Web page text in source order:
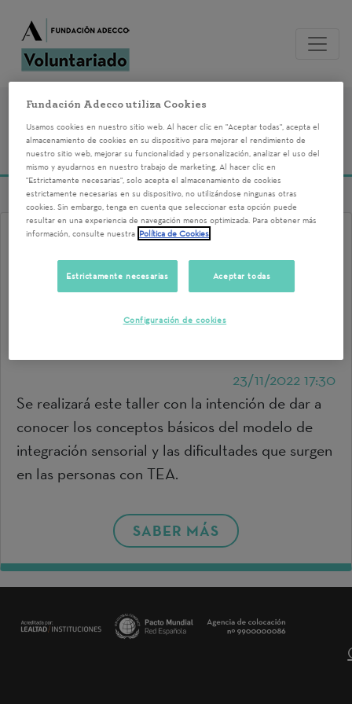
Voluntariados del
23/11/2022
ESCUELA PLAN FAMILIA:
MODELO DE INTEGRACIÓN
SENSORIAL Y PROPUESTA DE
REGALOS DE NAVIDAD PARA
23/11/2022 17:30
Se realizará este taller con la intención de dar a
conocer los conceptos básicos del modelo de
integración sensorial y las dificultades que surgen
en las personas con TEA.
SABER MÁS
Fundación Adecco utiliza Cookies
Usamos cookies en nuestro sitio web. Al hacer clic en "Aceptar todas", acepta el
almacenamiento de cookies en su dispositivo para mejorar el rendimiento de
nuestro sitio web, mejorar su funcionalidad y personalización, analizar el uso del
mismo y ayudarnos en nuestro trabajo de marketing. Al hacer clic en
"Estrictamente necesarias", solo acepta el almacenamiento de cookies
estrictamente necesarias en su dispositivo, no utilizándose ningunas otras
cookies. Sin embargo, tenga en cuenta que seleccionar esta opción puede
resultar en una experiencia de navegación menos optimizada. Para obtener más
información, consulte nuestra Política de Cookies
Estrictamente necesarias Aceptar todas
Configuración de cookies